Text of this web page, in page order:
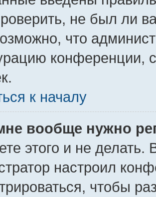
не был ли
что
конференции,
к началу
вообще нужно
этого и не делать.
настроил
чтобы